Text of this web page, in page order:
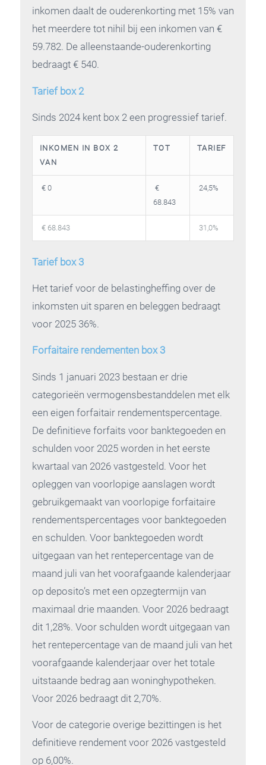
inkomen daalt de ouderenkorting met 15% van
het meerdere tot nihil bij een inkomen van €
59.782. De alleenstaande-ouderenkorting
bedraagt € 540.
Tarief box 2
Sinds 2024 kent box 2 een progressief tarief.
INKOMEN IN BOX 2
VAN
TOT TARIEF
€ 0
€
68.843
24,5%
€ 68.843 31,0%
Tarief box 3
Het tarief voor de belastingheffing over de
inkomsten uit sparen en beleggen bedraagt
voor 2025 36%.
Forfaitaire rendementen box 3
Sinds 1 januari 2023 bestaan er drie
categorieën vermogensbestanddelen met elk
een eigen forfaitair rendementspercentage.
De definitieve forfaits voor banktegoeden en
schulden voor 2025 worden in het eerste
kwartaal van 2026 vastgesteld. Voor het
opleggen van voorlopige aanslagen wordt
gebruikgemaakt van voorlopige forfaitaire
rendementspercentages voor banktegoeden
en schulden. Voor banktegoeden wordt
uitgegaan van het rentepercentage van de
maand juli van het voorafgaande kalenderjaar
op deposito’s met een opzegtermijn van
maximaal drie maanden. Voor 2026 bedraagt
dit 1,28%. Voor schulden wordt uitgegaan van
het rentepercentage van de maand juli van het
voorafgaande kalenderjaar over het totale
uitstaande bedrag aan woninghypotheken.
Voor 2026 bedraagt dit 2,70%.
Voor de categorie overige bezittingen is het
definitieve rendement voor 2026 vastgesteld
op 6,00%.